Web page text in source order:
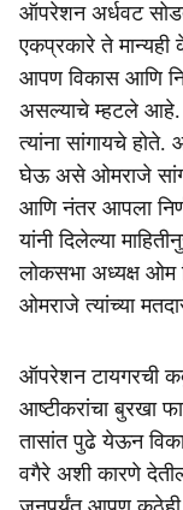
ऑपरेशन अर्धवट
एकप्रकारे ते
आपण विकास आणि
असल्याचे म्हटले आहे.
त्यांना सांगायचे होते.
घेऊ असे ओमराजे सांगत
आणि नंतर आपला
यांनी दिलेल्या
लोकसभा अध्यक्ष ओम
ओमराजे त्यांच्या
ऑपरेशन टायगरची
आष्टीकरांचा बुरखा
तासांत पुढे येऊन
वगैरे अशी कारणे